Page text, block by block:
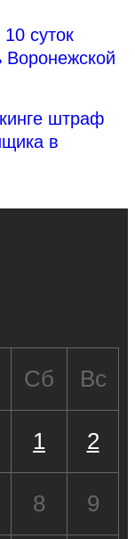
суток
Воронежской
штраф
в
Сб Вс
1 2
8 9